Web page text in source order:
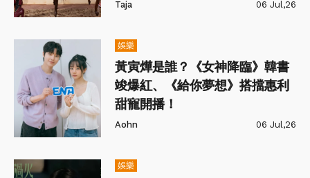
Taja 06 Jul,26
娛樂
黃寅燁是誰？《女神降臨》韓書
竣爆紅、《給你夢想》搭擋惠利
甜寵開播！
Aohn 06 Jul,26
娛樂